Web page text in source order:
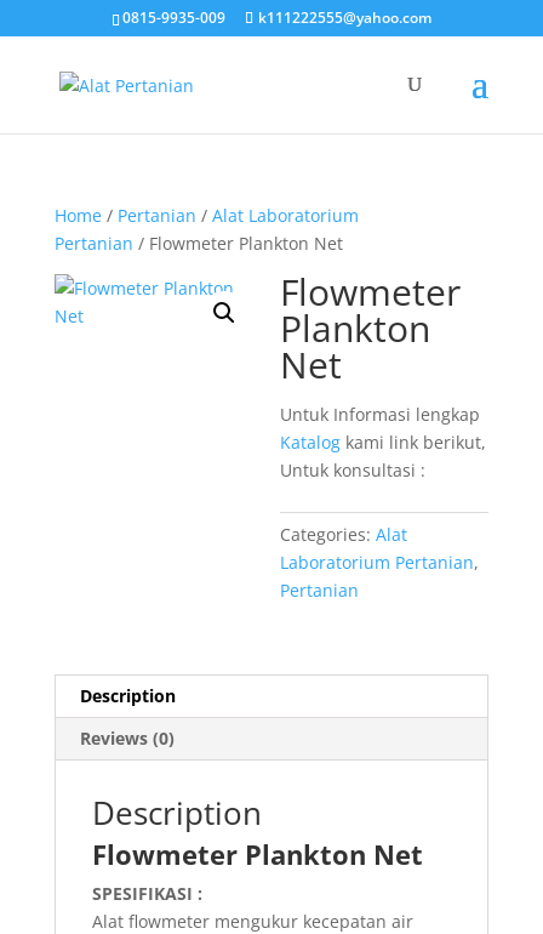
0815-9935-009 k111222555@yahoo.com
Home/ Pertanian / Alat Laboratorium
Pertanian / Flowmeter Plankton Net
Flowmeter
Plankton
Net
Untuk Informasi lengkap
Katalog kami link berikut,
Untuk konsultasi :
Categories:Alat
Laboratorium Pertanian,
Pertanian
Description
Reviews (0)
Description
Flowmeter Plankton Net
SPESIFIKASI :
Alat flowmeter mengukur kecepatan air